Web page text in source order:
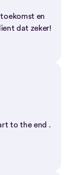
toekomst en
dat zeker!
to the end .